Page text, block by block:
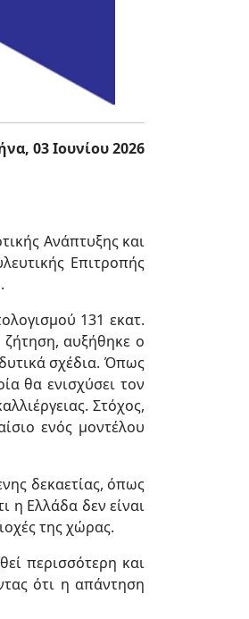
03 Ιουνίου 2026
Ανάπτυξης και
Επιτροπής
131 εκατ.
αυξήθηκε ο
σχέδια. Όπως
θα ενισχύσει τον
Στόχος,
ενός μοντέλου
δεκαετίας, όπως
η Ελλάδα δεν είναι
της χώρας.
περισσότερη και
ότι η απάντηση